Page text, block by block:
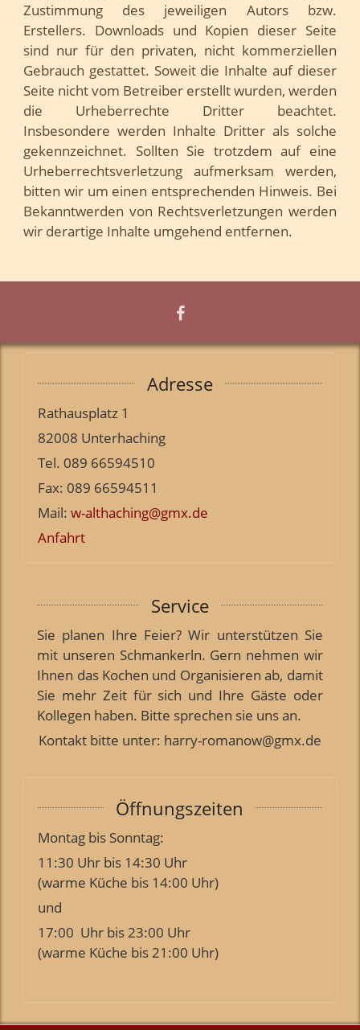
Zustimmung des jeweiligen Autors bzw.
Erstellers. Downloads und Kopien dieser Seite
sind nur für den privaten, nicht kommerziellen
Gebrauch gestattet. Soweit die Inhalte auf dieser
Seite nicht vom Betreiber erstellt wurden, werden
die Urheberrechte Dritter beachtet.
Insbesondere werden Inhalte Dritter als solche
gekennzeichnet. Sollten Sie trotzdem auf eine
Urheberrechtsverletzung aufmerksam werden,
bitten wir um einen entsprechenden Hinweis. Bei
Bekanntwerden von Rechtsverletzungen werden
wir derartige Inhalte umgehend entfernen.
Adresse
Rathausplatz 1
82008 Unterhaching
Tel. 089 66594510
Fax: 089 66594511
Mail:w-althaching@gmx.de
Anfahrt
Service
Sie planen Ihre Feier? Wir unterstützen Sie
mit unseren Schmankerln. Gern nehmen wir
Ihnen das Kochen und Organisieren ab, damit
Sie mehr Zeit für sich und Ihre Gäste oder
Kollegen haben. Bitte sprechen sie uns an.
Kontakt bitte unter: harry-romanow@gmx.de
Öffnungszeiten
Montag bis Sonntag:
11:30 Uhr bis 14:30 Uhr
(warme Küche bis 14:00 Uhr)
und
17:00 Uhr bis 23:00 Uhr
(warme Küche bis 21:00 Uhr)